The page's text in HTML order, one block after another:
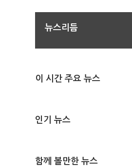
뉴스리듬
이 시간 주요 뉴스
인기 뉴스
함께 볼만한 뉴스